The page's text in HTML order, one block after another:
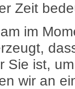
Zeit
im
Sie ist,
wir an